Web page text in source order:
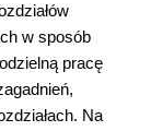
w sposób
pracę
Na